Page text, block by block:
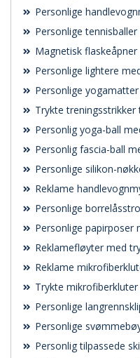
Personlige
Personlige
Magnetisk
Personlige lightere
Personlige
Trykte
Personlig yoga-ball
Personlig fascia-ball
Personlige silikon-
Reklame
Personlige
Personlige papirposer
Reklamefløyter med
Reklame
Trykte
Personlige
Personlige
Personlig tilpassede